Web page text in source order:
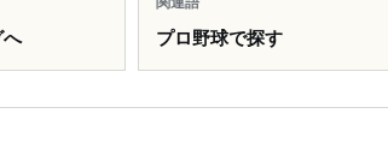
へ プロ野球で探す